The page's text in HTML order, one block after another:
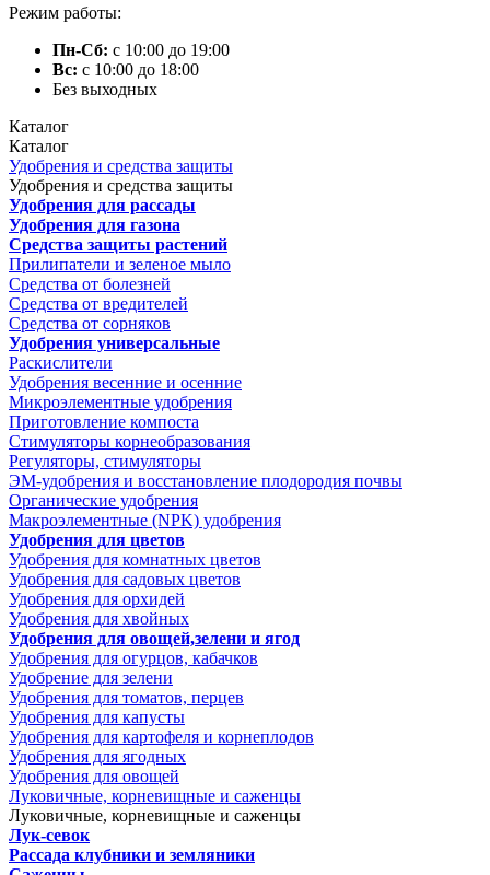
Режим работы:
Пн-Сб: с 10:00 до 19:00
Вс: с 10:00 до 18:00
Без выходных
Каталог
Каталог
Удобрения и средства защиты
Удобрения и средства защиты
Удобрения для рассады
Удобрения для газона
Средства защиты растений
Прилипатели и зеленое мыло
Средства от болезней
Средства от вредителей
Средства от сорняков
Удобрения универсальные
Раскислители
Удобрения весенние и осенние
Микроэлементные удобрения
Приготовление компоста
Стимуляторы корнеобразования
Регуляторы, стимуляторы
ЭМ-удобрения и восстановление плодородия почвы
Органические удобрения
Макроэлементные (NPK) удобрения
Удобрения для цветов
Удобрения для комнатных цветов
Удобрения для садовых цветов
Удобрения для орхидей
Удобрения для хвойных
Удобрения для овощей,зелени и ягод
Удобрения для огурцов, кабачков
Удобрение для зелени
Удобрения для томатов, перцев
Удобрения для капусты
Удобрения для картофеля и корнеплодов
Удобрения для ягодных
Удобрения для овощей
Луковичные, корневищные и саженцы
Луковичные, корневищные и саженцы
Лук-севок
Рассада клубники и земляники